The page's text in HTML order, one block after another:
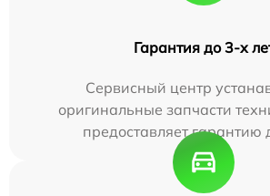
Гарантия до 3-х
Сервисный центр
оригинальные запчасти
предоставляет гарантию